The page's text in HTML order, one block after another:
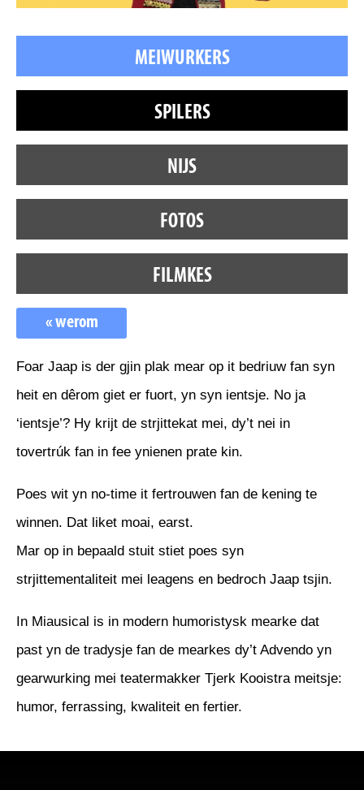
MEIWURKERS
SPILERS
NIJS
FOTOS
FILMKES
« werom
Foar Jaap is der gjin plak mear op it bedriuw fan syn
heit en dêrom giet er fuort, yn syn ientsje. No ja
‘ientsje’? Hy krijt de strjittekat mei, dy’t nei in
tovertrúk fan in fee ynienen prate kin.
Poes wit yn no-time it fertrouwen fan de kening te
winnen. Dat liket moai, earst.
Mar op in bepaald stuit stiet poes syn
strjittementaliteit mei leagens en bedroch Jaap tsjin.
In Miausical is in modern humoristysk mearke dat
past yn de tradysje fan de mearkes dy’t Advendo yn
gearwurking mei teatermakker Tjerk Kooistra meitsje:
humor, ferrassing, kwaliteit en fertier.